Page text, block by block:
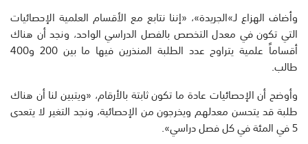
وأضاف الهزاع لـ»الجريدة»، «إننا نتابع مع الأقسام العلمية الإحصائيات
التي تكون في معدل التخصص بالفصل الدراسي الواحد، ونجد أن هناك
أقساماً علمية يتراوح عدد الطلبة المنذرين فيها ما بين 200 و400
طالب.
وأوضح أن الإحصائيات عادة ما تكون ثابتة بالأرقام، «ويتبين لنا أن هناك
طلبة قد يتحسن معدلهم ويخرجون من الإحصائية، ونجد التغير لا يتعدى
5 في المئة في كل فصل دراسي».